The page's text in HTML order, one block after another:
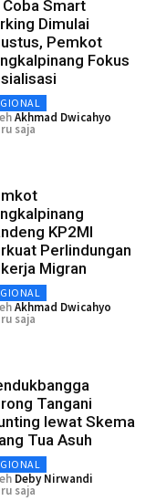
Coba Smart
Dimulai
Pemkot
Fokus
Akhmad Dwicahyo
saja
KP2MI
Perlindungan
Migran
Akhmad Dwicahyo
saja
Tangani
lewat Skema
Tua Asuh
Deby Nirwandi
saja